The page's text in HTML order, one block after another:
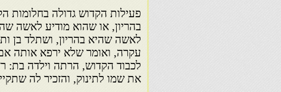
פעילות הקדוש גדולה בחלומות
בהריון, או שהוא מודיע לאשה
לאשה שהיא בהריון, ושתלד בן
עקרה, ואומר שלא ירפא אותה
לכבוד הקדוש, הרתה וילדה בת:
את שמו לתינוק, והזכיר לה